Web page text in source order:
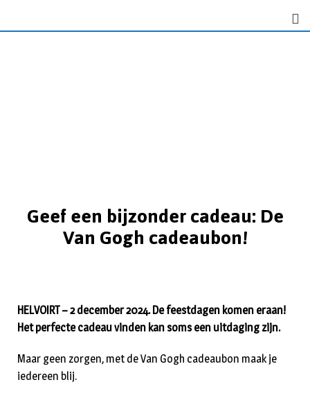
Geef een bijzonder cadeau: De
Van Gogh cadeaubon!
HELVOIRT – 2 december 2024. De feestdagen komen eraan!
Het perfecte cadeau vinden kan soms een uitdaging zijn.
Maar geen zorgen, met de Van Gogh cadeaubon maak je
iedereen blij.